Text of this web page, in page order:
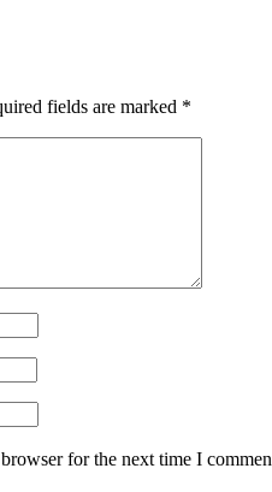
fields are marked *
for the next time I